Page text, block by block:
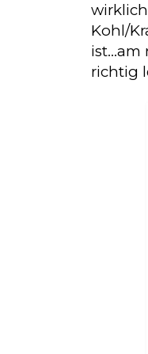
Kohl/
richtig